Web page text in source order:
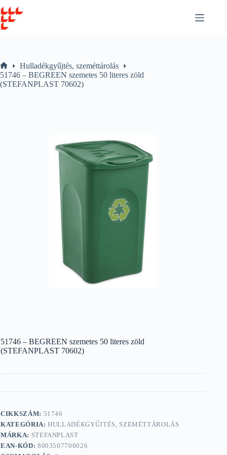
to
content
Home
Hulladékgyűjtés, szeméttárolás
51746 – BEGREEN szemetes 50 literes zöld
(STEFANPLAST 70602)
51746 – BEGREEN szemetes 50 literes zöld
(STEFANPLAST 70602)
CIKKSZÁM: 51746
KATEGÓRIA:HULLADÉKGYŰJTÉS, SZEMÉTTÁROLÁS
MÁRKA: STEFANPLAST
EAN-KÓD: 8003507706026